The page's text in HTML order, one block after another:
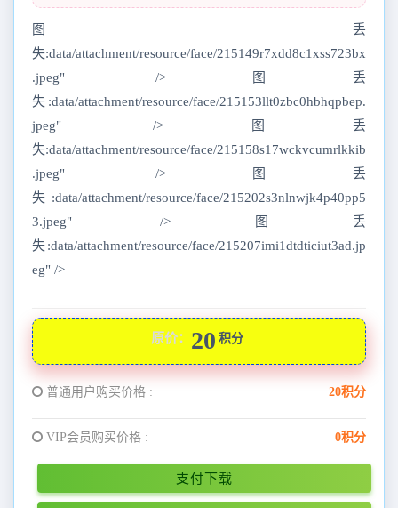
图丢
失:data/attachment/resource/face/215149r7xdd8c1xss723bx
.jpeg" />图丢
失:data/attachment/resource/face/215153llt0zbc0hbhqpbep.
jpeg" />图丢
失:data/attachment/resource/face/215158s17wckvcumrlkkib
.jpeg" />图丢
失:data/attachment/resource/face/215202s3nlnwjk4p40pp5
3.jpeg" />图丢
失:data/attachment/resource/face/215207imi1dtdticiut3ad.jp
eg" />
原价： 20 积分
普通用户购买价格 : 20积分
VIP会员购买价格 : 0积分
支付下载